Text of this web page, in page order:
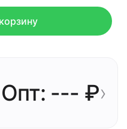
Опт: --- ₽›